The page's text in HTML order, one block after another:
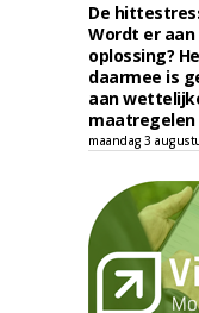
De
Wordt er
oplossing?
daarmee is
aan
maandag 3